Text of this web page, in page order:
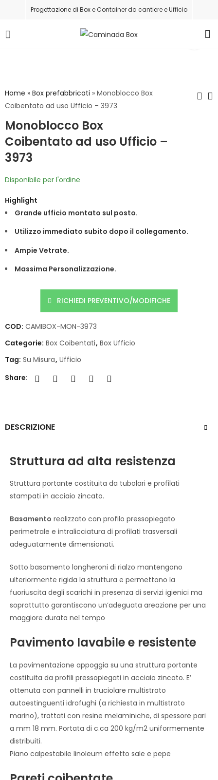
Progettazione di Box e Container da cantiere e Ufficio
Home » Box prefabbricati » Monoblocco Box
Coibentato ad uso Ufficio – 3973
Monoblocco Box
Coibentato ad uso Ufficio –
3973
Coibentato ad
uso Ufficio - 3079
Disponibile per l'ordine
Highlight
Grande ufficio montato sul posto.
Utilizzo immediato subito dopo il collegamento.
Ampie Vetrate.
Massima Personalizzazione.
RICHIEDI PREVENTIVO/MODIFICHE
COD: CAMIBOX-MON-3973
Categorie: Box Coibentati, Box Ufficio
Tag: Su Misura, Ufficio
Share:
DESCRIZIONE
Struttura ad alta resistenza
Struttura portante costituita da tubolari e profilati
stampati in acciaio zincato.
Basamento realizzato con profilo pressopiegato
perimetrale e intralicciatura di profilati trasversali
adeguatamente dimensionati.
Sotto basamento longheroni di rialzo mantengono
ulteriormente rigida la struttura e permettono la
fuoriuscita degli scarichi in presenza di servizi igienici ma
soprattutto garantiscono un’adeguata areazione per una
maggiore durata nel tempo
Pavimento lavabile e resistente
La pavimentazione appoggia su una struttura portante
costituita da profili pressopiegati in acciaio zincato. E’
ottenuta con pannelli in truciolare multistrato
autoestinguenti idrofughi (a richiesta in multistrato
marino), trattati con resine melaminiche, di spessore pari
a mm 18 mm. Portata di c.ca 200 kg/m2 uniformemente
distribuiti.
Piano calpestabile linoleum effetto sale e pepe